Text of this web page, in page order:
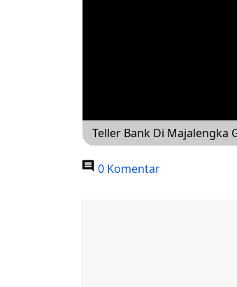
Teller Bank Di Majalengka
0 Komentar